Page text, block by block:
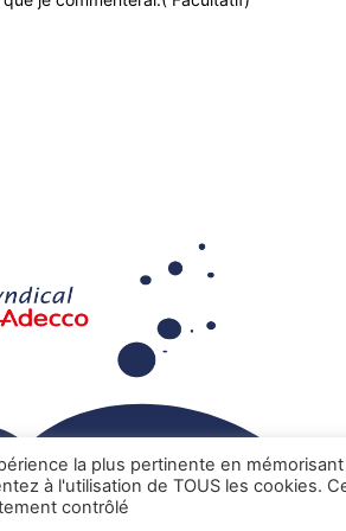
la plus pertinente en
à l'utilisation de TOUS les cookies.
contrôlé